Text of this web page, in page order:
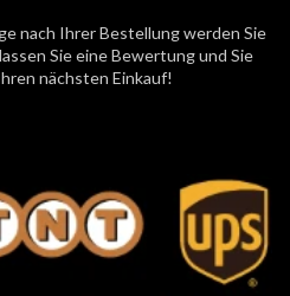
nach Ihrer Bestellung werden Sie
Sie eine Bewertung und Sie
nächsten Einkauf!